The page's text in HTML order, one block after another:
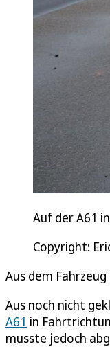
Auf der A61
Copyright:
Aus dem
Aus noch nicht
A61 in
musste jedoch